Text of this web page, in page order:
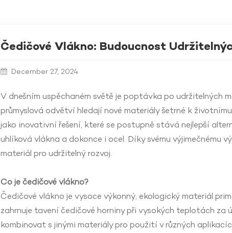
Čedičové Vlákno: Budoucnost
December 27, 2024
V dnešním uspěchaném světě je poptávka po udržitelných
průmyslová odvětví hledají nové materiály šetrné k
jako inovativní řešení, které se postupně stává nejlepší
uhlíková vlákna a dokonce i ocel. Díky svému výjimečnému
materiál pro udržitelný rozvoj.
Co je čedičové vlákno?
Čedičové vlákno je vysoce výkonný, ekologický materiál
zahrnuje tavení čedičové horniny při vysokých teplotách
kombinovat s jinými materiály pro použití v různých